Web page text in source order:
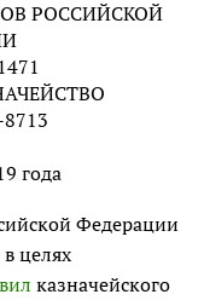
РОССИЙСКОЙ
года
Федерации
целях
казначейского